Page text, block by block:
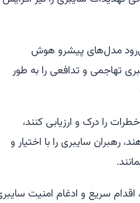
مدل‌های پیشرو هوش
تهاجمی و تدافعی را به طور
را درک و ارزیابی کنند،
رهبران سایبری را با اختیار و
سریع و ادغام امنیت